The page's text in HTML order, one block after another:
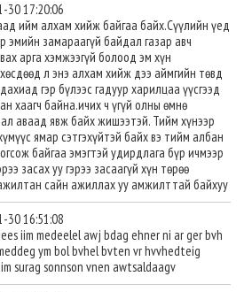
30 17:20:06
ийм алхам хийж байгаа байх.Сүүлийн үед
эмийн замараагүй байдал газар авч
арга хэмжээгүй болоод эм хүн
л энэ алхам хийж дээ аймгийн төвд
гэр бүлээс гадуур харилцаа үүсгээд
хаагч байна.ичих ч үгүй олны өмнө
аваад явж байх жишээтэй. Тийм хүнээр
ямар сэтгэхүйтэй байх вэ тийм албан
байгаа эмэгтэй удирдлага бүр ичмээр
засах уу гэрээ засаагүй хүн төрөө
сайн ажиллах уу амжилттай байхуу
30 16:51:08
iim medeelel awj bdag ehner ni ar ger bvh
ym bol bvhel bvten vr hvvhedteig
surag sonnson vnen awtsaldaagv